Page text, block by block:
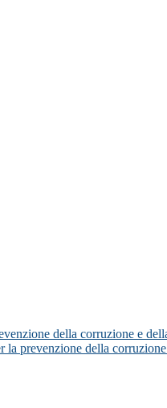
della corruzione e
la prevenzione della